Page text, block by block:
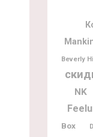
Beverly
NK
Box